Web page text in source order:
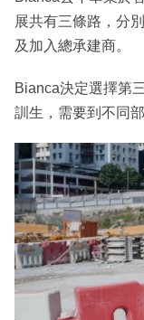
展共有三條路，分
及加入總承建商。
Bianca決定選擇第
訓生，需要到不同